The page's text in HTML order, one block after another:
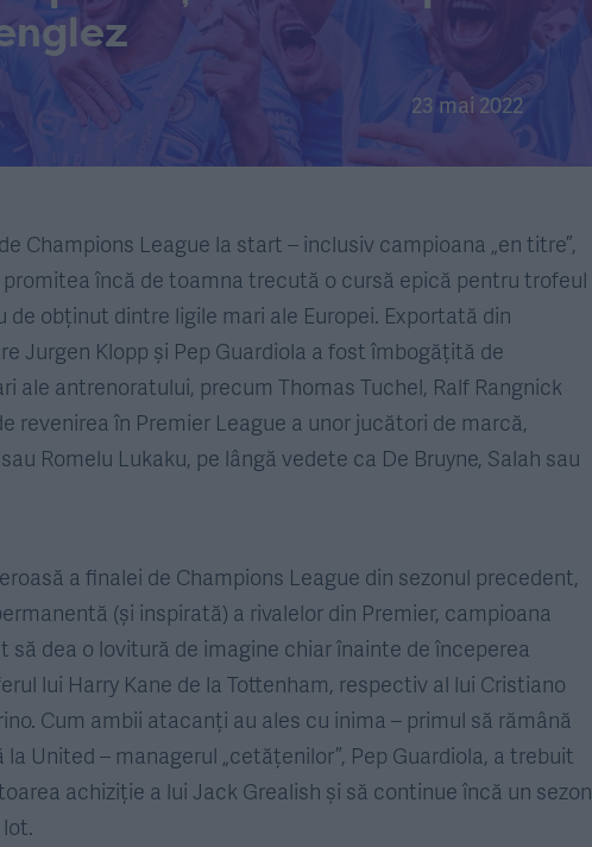
23 mai 2022
Champions League la start – inclusiv campioana „en titre”,
promitea încă de toamna trecută o cursă epică pentru trofeul
de obținut dintre ligile mari ale Europei. Exportată din
Jurgen Klopp și Pep Guardiola a fost îmbogățită de
ale antrenoratului, precum Thomas Tuchel, Ralf Rangnick
revenirea în Premier League a unor jucători de marcă,
Romelu Lukaku, pe lângă vedete ca De Bruyne, Salah sau
a finalei de Champions League din sezonul precedent,
(și inspirată) a rivalelor din Premier, campioana
să dea o lovitură de imagine chiar înainte de începerea
lui Harry Kane de la Tottenham, respectiv al lui Cristiano
Cum ambii atacanți au ales cu inima – primul să rămână
la United – managerul „cetățenilor”, Pep Guardiola, a trebuit
achiziție a lui Jack Grealish și să continue încă un sezon